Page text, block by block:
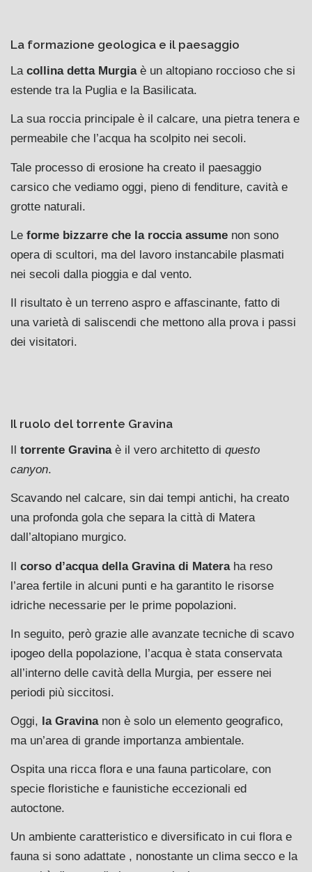
La formazione geologica e il paesaggio
La collina detta Murgiaè un altopiano roccioso che si
estende tra la Puglia e la Basilicata.
La sua roccia principale è il calcare, una pietra tenera e
permeabile che l’acqua ha scolpito nei secoli.
Tale processo di erosione ha creato il paesaggio
carsico che vediamo oggi, pieno di fenditure, cavità e
grotte naturali.
Le forme bizzarre che la roccia assume non sono
opera di scultori, ma del lavoro instancabile plasmati
nei secoli dalla pioggia e dal vento.
Il risultato è un terreno aspro e affascinante, fatto di
una varietà di saliscendi che mettono alla prova i passi
dei visitatori.
Il ruolo del torrente Gravina
torrente Gravinaè il vero architetto di questo
canyon.
Scavando nel calcare, sin dai tempi antichi, ha creato
una profonda gola che separa la città di Matera
dall’altopiano murgico.
Il corso d’acqua della Gravina di Materaha reso
l’area fertile in alcuni punti e ha garantito le risorse
idriche necessarie per le prime popolazioni.
In seguito, però grazie alle avanzate tecniche di scavo
ipogeo della popolazione, l’acqua è stata conservata
all’interno delle cavità della Murgia, per essere nei
periodi più siccitosi.
Oggi, la Gravinanon è solo un elemento geografico,
ma un’area di grande importanza ambientale.
Ospita una ricca flora e una fauna particolare, con
specie floristiche e faunistiche eccezionali ed
autoctone.
Un ambiente caratteristico e diversificato in cui flora e
fauna si sono adattate , nonostante un clima secco e la